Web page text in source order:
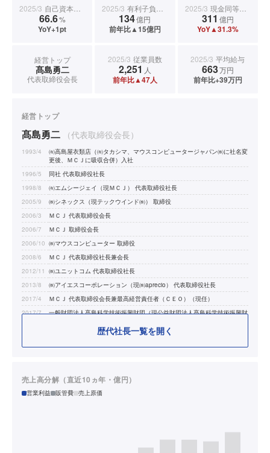
2025/3 自己資本比率
66.6%
YoY+1pt
2025/3 有利子負債合計
134億円
前年比▲15億円
2025/3 現金同等物期末残高
311 億円
YoY▲31.3%
経営トップ
髙島勇二
代表取締役会長
2025/3 従業員数
2,251 人
前年比▲47人
2025/3 平均給与
663万円
前年比+39万円
経営トップ
髙島勇二 （代表取締役会長）
1993/4
㈲高島屋衣類店（㈲タカシマ、マウスコンピュータージャパン㈱に社名変
更後、ＭＣＪに吸収合併）入社
1996/5
同社 代表取締役社長
1998/8
㈲エムシージェイ（現ＭＣＪ） 代表取締役社長
2005/9
㈱シネックス（現テックウインド㈱） 取締役
2006/3
ＭＣＪ 代表取締役会長
2006/7
ＭＣＪ 取締役会長
2006/10 ㈱マウスコンピューター 取締役
2008/6
ＭＣＪ 代表取締役社長兼会長
2012/11 ㈱ユニットコム 代表取締役社長
2013/8
㈱アイエスコーポレーション（現㈱aprecio） 代表取締役社長
2017/4
ＭＣＪ 代表取締役会長兼最高経営責任者（ＣＥＯ）（現任）
2017/7
一般財団法人髙島科学技術振興財団（現公益財団法人髙島科学技術振興財
歴代社長一覧を開く
売上高分解（直近10ヵ年・億円）
営業利益 販管費 売上原価